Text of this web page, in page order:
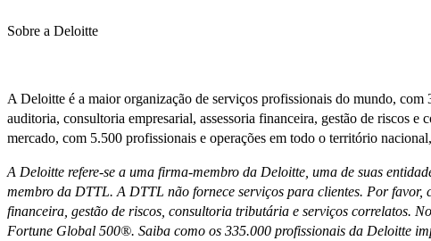
Sobre a Deloitte
A Deloitte é a maior organização de serviços profissionais do mundo,
auditoria, consultoria empresarial, assessoria financeira, gestão de riscos
mercado, com 5.500 profissionais e operações em todo o território
A Deloitte refere-se a uma firma-membro da Deloitte, uma de suas
membro da DTTL. A DTTL não fornece serviços para clientes. Por
financeira, gestão de riscos, consultoria tributária e serviços correlatos.
Fortune Global 500®. Saiba como os 335.000 profissionais da Deloitte